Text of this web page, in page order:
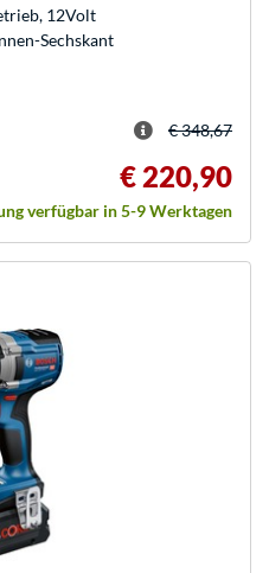
12Volt
Sechskant
€ 348,67
€ 220,90
verfügbar in 5-9 Werktagen